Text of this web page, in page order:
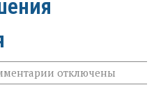
к
записи
отключены